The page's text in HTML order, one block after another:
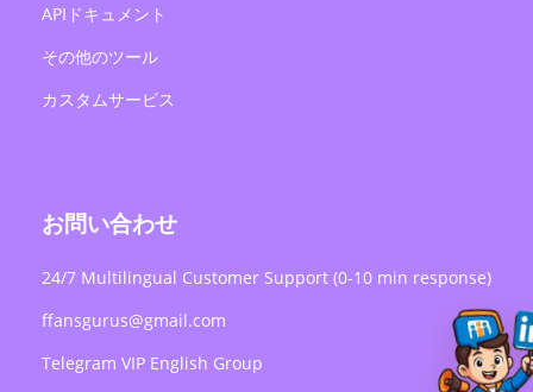
APIドキュメント
その他のツール
カスタムサービス
お問い合わせ
24/7 Multilingual Customer Support (0-10 min response)
ffansgurus@gmail.com
Telegram VIP English Group